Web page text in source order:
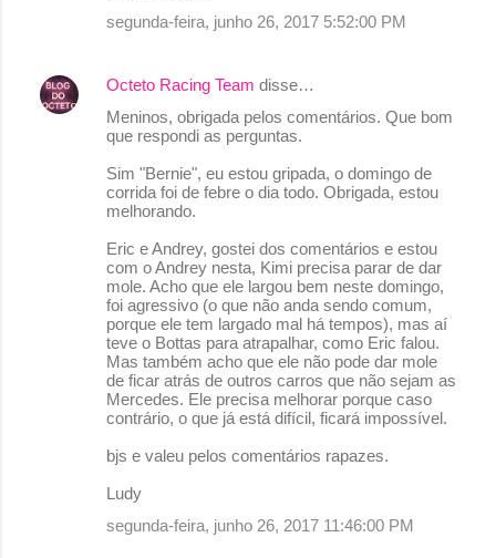
segunda-feira, junho 26, 2017 5:52:00 PM
Octeto Racing Team disse…
Meninos, obrigada pelos comentários. Que bom
que respondi as perguntas.
Sim "Bernie", eu estou gripada, o domingo de
corrida foi de febre o dia todo. Obrigada, estou
melhorando.
Eric e Andrey, gostei dos comentários e estou
com o Andrey nesta, Kimi precisa parar de dar
mole. Acho que ele largou bem neste domingo,
foi agressivo (o que não anda sendo comum,
porque ele tem largado mal há tempos), mas aí
teve o Bottas para atrapalhar, como Eric falou.
Mas também acho que ele não pode dar mole
de ficar atrás de outros carros que não sejam as
Mercedes. Ele precisa melhorar porque caso
contrário, o que já está difícil, ficará impossível.
bjs e valeu pelos comentários rapazes.
Ludy
segunda-feira, junho 26, 2017 11:46:00 PM